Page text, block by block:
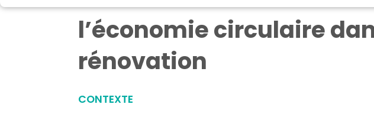
l’économie circulaire
rénovation
CONTEXTE